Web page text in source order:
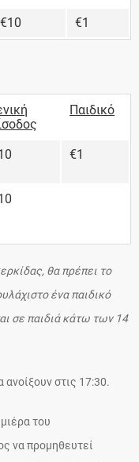
€10 €1
Παιδικό
€1
θα πρέπει το
ένα παιδικό
σε παιδιά κάτω των 14
ανοίξουν στις 17:30.
του
να προμηθευτεί